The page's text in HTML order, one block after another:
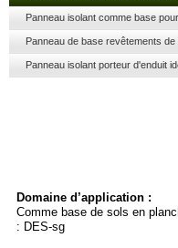
Panneau isolant comme base
Panneau de base revêtements
Panneau isolant porteur d'enduit
Domaine d’application :
Comme base de sols en
: DES-sg